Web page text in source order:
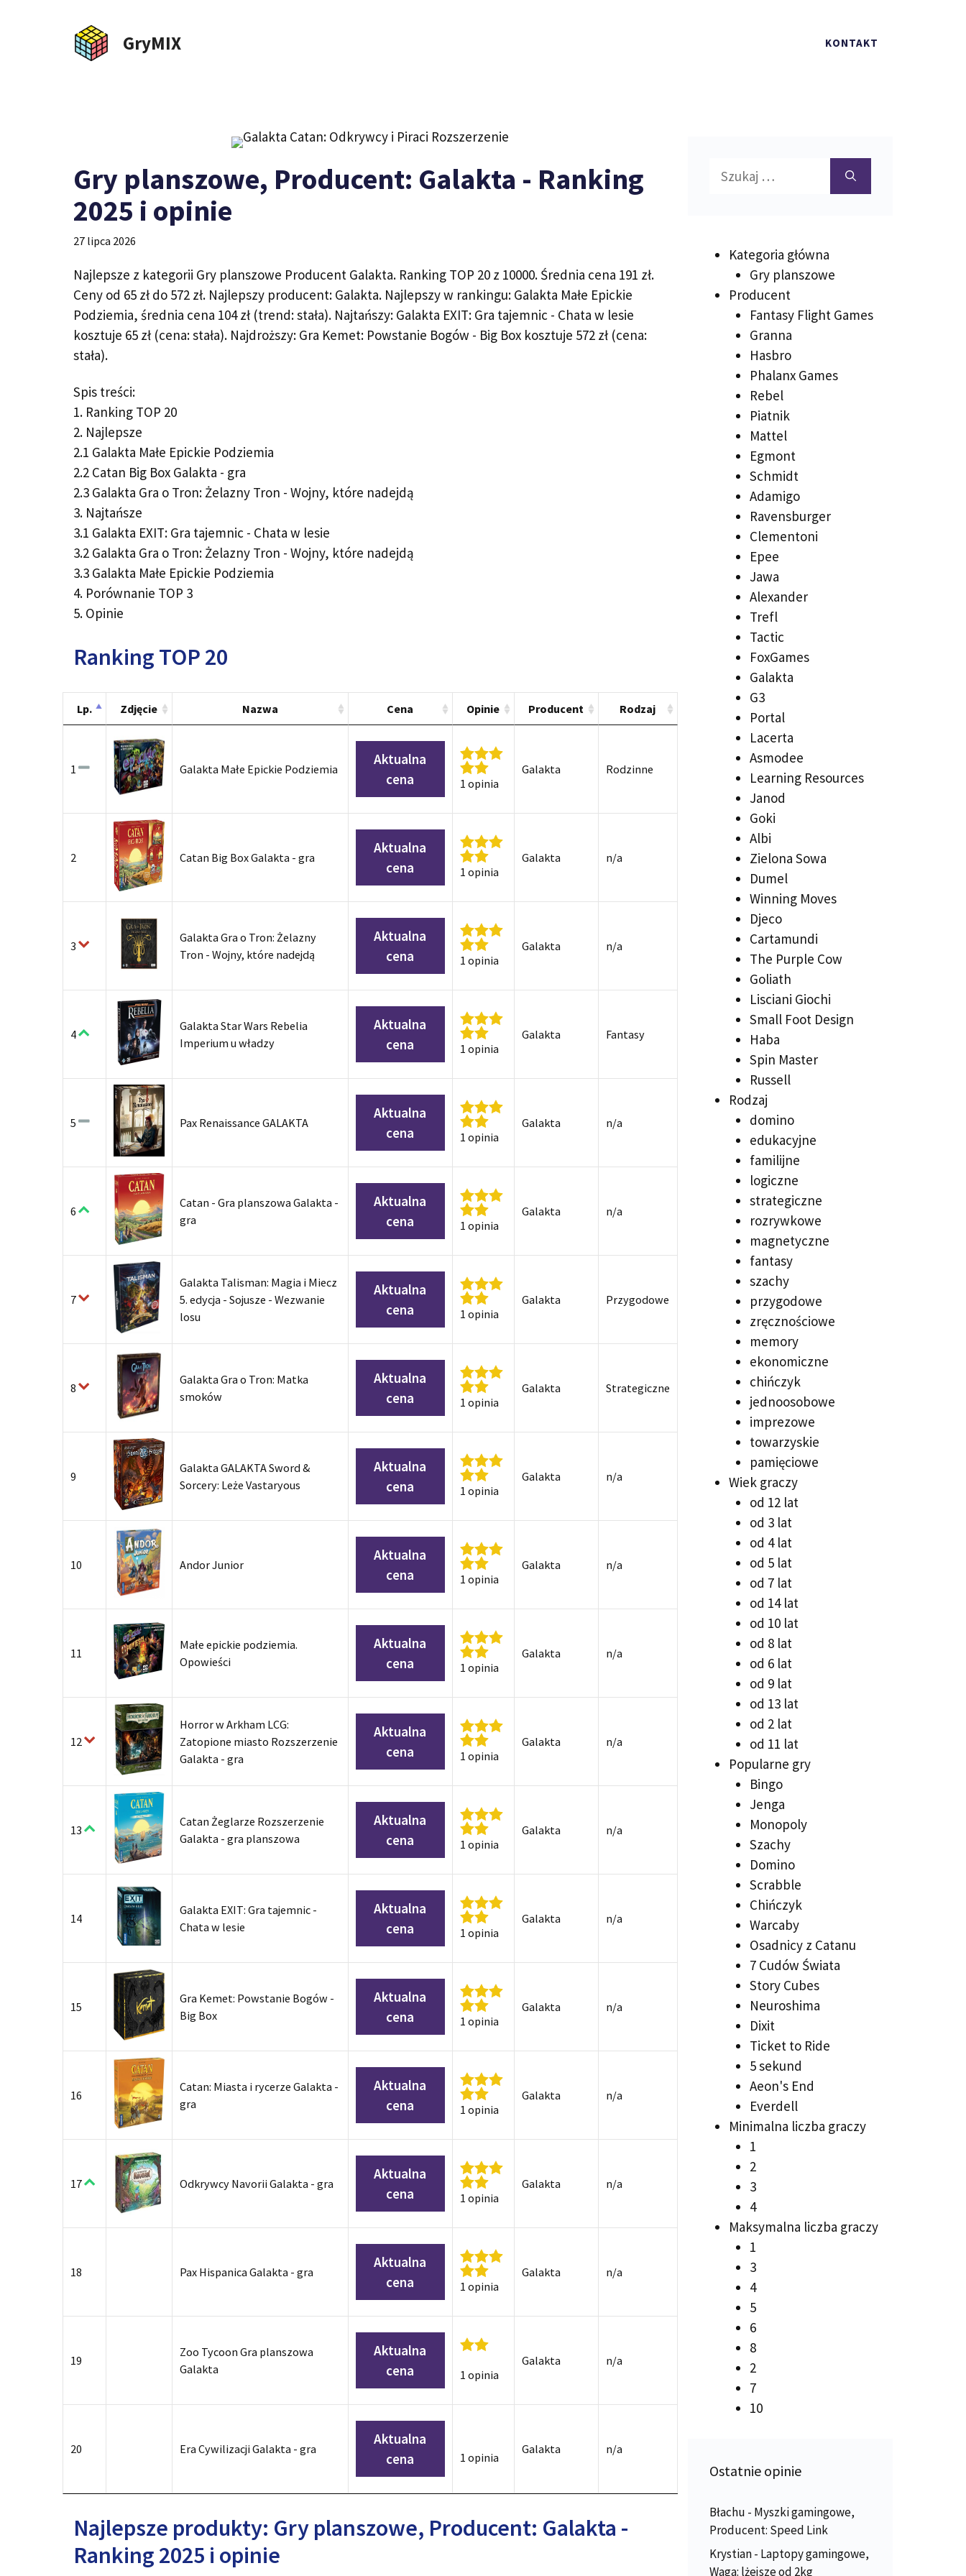
GryMIX KONTAKT
Gry planszowe, Producent: Galakta - Ranking
2025 i opinie
27 lipca 2026
Najlepsze z kategorii Gry planszowe Producent Galakta. Ranking TOP 20 z 10000. Średnia cena 191 zł.
Ceny od 65 zł do 572 zł. Najlepszy producent: Galakta. Najlepszy w rankingu: Galakta Małe Epickie
Podziemia, średnia cena 104 zł (trend: stała). Najtańszy: Galakta EXIT: Gra tajemnic - Chata w lesie
kosztuje 65 zł (cena: stała). Najdroższy: Gra Kemet: Powstanie Bogów - Big Box kosztuje 572 zł (cena:
stała).
Spis treści:
1. Ranking TOP 20
2. Najlepsze
2.1 Galakta Małe Epickie Podziemia
2.2 Catan Big Box Galakta - gra
2.3 Galakta Gra o Tron: Żelazny Tron - Wojny, które nadejdą
3. Najtańsze
3.1 Galakta EXIT: Gra tajemnic - Chata w lesie
3.2 Galakta Gra o Tron: Żelazny Tron - Wojny, które nadejdą
3.3 Galakta Małe Epickie Podziemia
4. Porównanie TOP 3
5. Opinie
Ranking TOP 20
Lp. Zdjęcie Nazwa Cena Opinie Producent Rodzaj
1 Galakta Małe Epickie Podziemia
Aktualna
cena
1 opinia
Galakta Rodzinne
2 Catan Big Box Galakta - gra
Aktualna
cena
1 opinia
Galakta n/a
3
Galakta Gra o Tron: Żelazny
Tron - Wojny, które nadejdą
Aktualna
cena
1 opinia
Galakta n/a
4
Galakta Star Wars Rebelia
Imperium u władzy
Aktualna
cena
1 opinia
Galakta Fantasy
5 Pax Renaissance GALAKTA
Aktualna
cena
1 opinia
Galakta n/a
6
Catan - Gra planszowa Galakta -
gra
Aktualna
cena
1 opinia
Galakta n/a
7
Galakta Talisman: Magia i Miecz
5. edycja - Sojusze - Wezwanie
losu
Aktualna
cena
1 opinia
Galakta Przygodowe
8
Galakta Gra o Tron: Matka
smoków
Aktualna
cena
1 opinia
Galakta Strategiczne
9
Galakta GALAKTA Sword &
Sorcery: Leże Vastaryous
Aktualna
cena
1 opinia
Galakta n/a
10 Andor Junior
Aktualna
cena
1 opinia
Galakta n/a
11
Małe epickie podziemia.
Opowieści
Aktualna
cena
1 opinia
Galakta n/a
12
Horror w Arkham LCG:
Zatopione miasto Rozszerzenie
Galakta - gra
Aktualna
cena
1 opinia
Galakta n/a
13
Catan Żeglarze Rozszerzenie
Galakta - gra planszowa
Aktualna
cena
1 opinia
Galakta n/a
14
Galakta EXIT: Gra tajemnic -
Chata w lesie
Aktualna
cena
1 opinia
Galakta n/a
15
Gra Kemet: Powstanie Bogów -
Big Box
Aktualna
cena
1 opinia
Galakta n/a
16
Catan: Miasta i rycerze Galakta -
gra
Aktualna
cena
1 opinia
Galakta n/a
17 Odkrywcy Navorii Galakta - gra
Aktualna
cena
1 opinia
Galakta n/a
18 Pax Hispanica Galakta - gra
Aktualna
cena
1 opinia
Galakta n/a
19
Zoo Tycoon Gra planszowa
Galakta
Aktualna
cena
1 opinia
Galakta n/a
20 Era Cywilizacji Galakta - gra
Aktualna
cena
1 opinia
Galakta n/a
Najlepsze produkty: Gry planszowe, Producent: Galakta -
Ranking 2025 i opinie
Kategoria główna
Gry planszowe
Producent
Fantasy Flight Games
Granna
Hasbro
Phalanx Games
Rebel
Piatnik
Mattel
Egmont
Schmidt
Adamigo
Ravensburger
Clementoni
Epee
Jawa
Alexander
Trefl
Tactic
FoxGames
Galakta
G3
Portal
Lacerta
Asmodee
Learning Resources
Janod
Goki
Albi
Zielona Sowa
Dumel
Winning Moves
Djeco
Cartamundi
The Purple Cow
Goliath
Lisciani Giochi
Small Foot Design
Haba
Spin Master
Russell
Rodzaj
domino
edukacyjne
familijne
logiczne
strategiczne
rozrywkowe
magnetyczne
fantasy
szachy
przygodowe
zręcznościowe
memory
ekonomiczne
chińczyk
jednoosobowe
imprezowe
towarzyskie
pamięciowe
Wiek graczy
od 12 lat
od 3 lat
od 4 lat
od 5 lat
od 7 lat
od 14 lat
od 10 lat
od 8 lat
od 6 lat
od 9 lat
od 13 lat
od 2 lat
od 11 lat
Popularne gry
Bingo
Jenga
Monopoly
Szachy
Domino
Scrabble
Chińczyk
Warcaby
Osadnicy z Catanu
7 Cudów Świata
Story Cubes
Neuroshima
Dixit
Ticket to Ride
5 sekund
Aeon's End
Everdell
Minimalna liczba graczy
1
2
3
4
Maksymalna liczba graczy
1
3
4
5
6
8
2
7
10
Ostatnie opinie
Błachu - Myszki gamingowe,
Producent: Speed Link
Krystian- Laptopy gamingowe,
Waga: lżejsze od 2kg